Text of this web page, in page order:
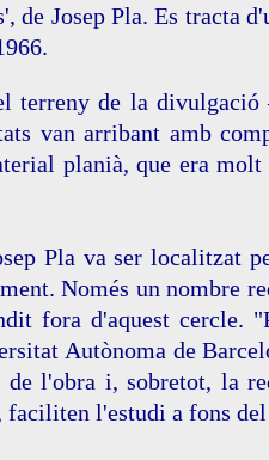
de Josep Pla. Es tracta
terreny de la divulgació
van arribant amb
planià, que era
Pla va ser localitzat
Només un nombre
fora d'aquest cercle.
Autònoma de
l'obra i, sobretot, la
l'estudi a fons